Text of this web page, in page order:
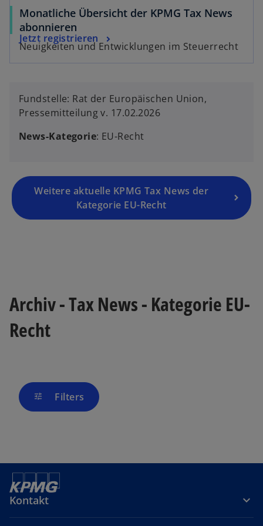
s
e
r
k
g
f
f
n
e
Monatliche Übersicht der KPMG Tax News
abonnieren
Neuigkeiten und Entwicklungen im Steuerrecht
Jetzt registrieren
Fundstelle: Rat der Europäischen Union,
Pressemitteilung v. 17.02.2026
News-Kategorie: EU-Recht
Weitere aktuelle KPMG Tax News der
Kategorie EU-Recht
Archiv - Tax News - Kategorie EU-
Recht
tune Filters
Kontakt